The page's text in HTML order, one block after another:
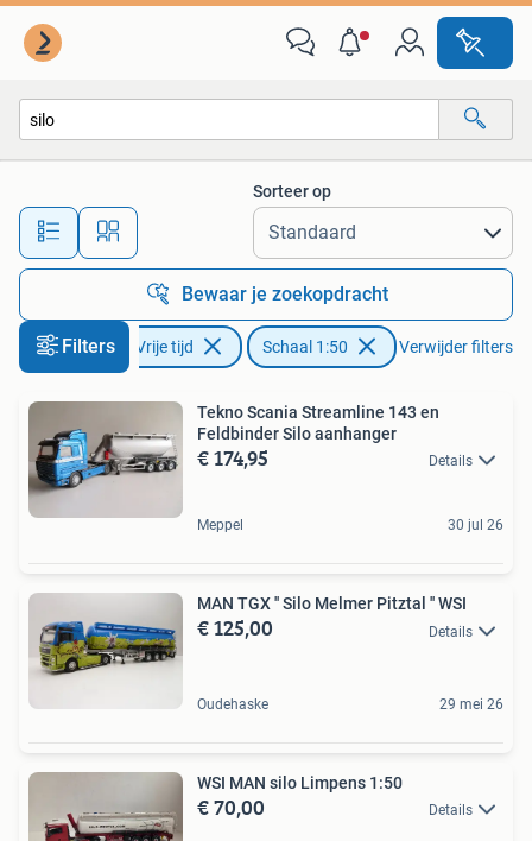
Alle afstanden…
Sorteer op
Bewaar je zoekopdracht
Filters
Hobby en Vrije tijd Schaal 1:50 Verwijder filters
Tekno Scania Streamline 143 en
Feldbinder Silo aanhanger
€ 174,95 Details
Meppel 30 jul 26
MAN TGX '' Silo Melmer Pitztal '' WSI
€ 125,00 Details
Oudehaske 29 mei 26
WSI MAN silo Limpens 1:50
€ 70,00 Details